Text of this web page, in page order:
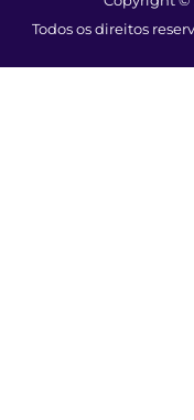
Todos os direitos